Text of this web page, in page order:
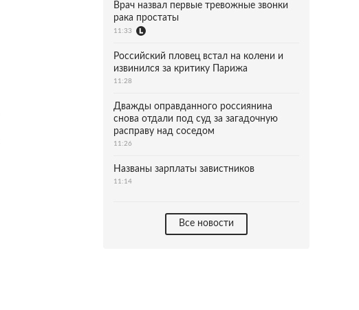
Врач назвал первые тревожные звонки
рака простаты
11:33
Российский пловец встал на колени и
извинился за критику Парижа
11:28
Дважды оправданного россиянина
снова отдали под суд за загадочную
расправу над соседом
11:26
Названы зарплаты завистников
11:14
Все новости